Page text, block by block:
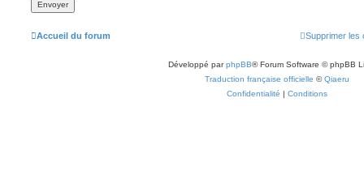
Accueil du forum Supprimer les
Développé parphpBB® Forum Software © phpBB
Traduction française officielle ©Qiaeru
Confidentialité | Conditions